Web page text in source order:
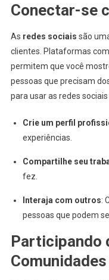
Conectar-se
As redes sociais são
clientes. Plataformas
permitem que você
pessoas que precisam
para usar as redes
Crie um perfil
experiências.
Compartilhe seu
fez.
Interaja com outros:
pessoas que podem
Participando